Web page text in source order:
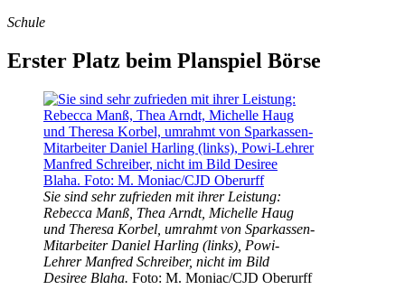
Schule
Erster Platz beim Planspiel Börse
Sie sind sehr zufrieden mit ihrer Leistung:
Rebecca Manß, Thea Arndt, Michelle Haug
und Theresa Korbel, umrahmt von Sparkassen-
Mitarbeiter Daniel Harling (links), Powi-
Lehrer Manfred Schreiber, nicht im Bild
Desiree Blaha. Foto: M. Moniac/CJD Oberurff